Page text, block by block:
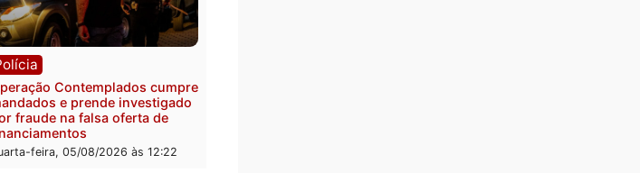
Polícia
Com apenas 28% do efetivo,
estudo
quarta-feira, 05/08/2026 às 12:29